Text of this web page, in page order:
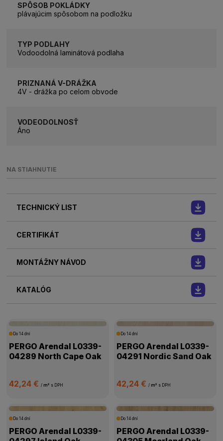
SPÔSOB POKLÁDKY
plávajúcim spôsobom na podložku
TYP PODLAHY
Vodoodolná laminátová podlaha
PRIZNANÁ V-DRÁŽKA
4V - drážka po celom obvode
VODEODOLNOSŤ
Áno
NA STIAHNUTIE
TECHNICKÝ LIST
CERTIFIKÁT
MONTÁŽNY NÁVOD
KATALÓG
Do 14 dní
PERGO Arendal L0339-
04289 North Cape Oak
42,24 €/ m² s DPH
Do 14 dní
PERGO Arendal L0339-
04291 Nordic Sand Oak
42,24 € / m² s DPH
Do 14 dní
PERGO Arendal L0339-
Do 14 dní
PERGO Arendal L0339-